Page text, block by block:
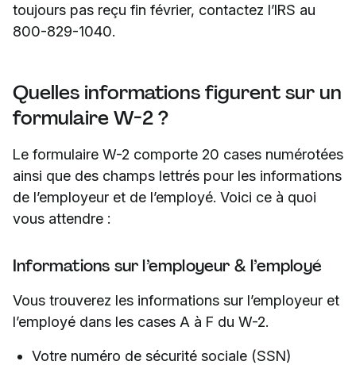
toujours pas reçu fin février, contactez l’IRS au
800-829-1040.
Quelles informations figurent sur un
formulaire W-2 ?
Le formulaire W-2 comporte 20 cases numérotées
ainsi que des champs lettrés pour les informations
de l’employeur et de l’employé. Voici ce à quoi
vous attendre :
Informations sur l’employeur & l’employé
Vous trouverez les informations sur l’employeur et
l’employé dans les cases A à F du W-2.
Votre numéro de sécurité sociale (SSN)